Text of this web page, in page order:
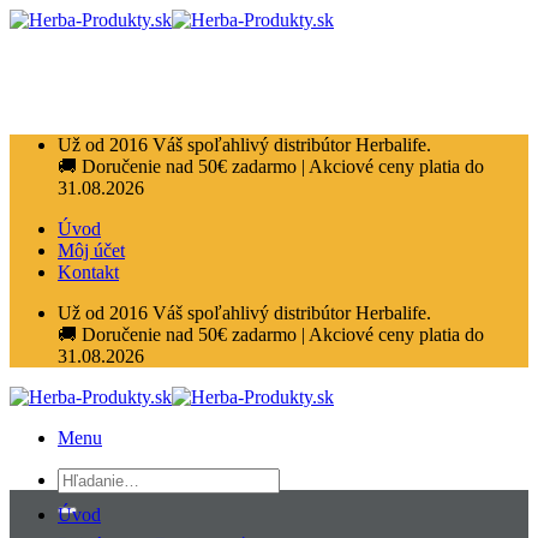
Přeskočit
Už od 2016 Váš spoľahlivý distribútor Herbalife.
🚚 Doručenie nad 50€ zadarmo | Akciové ceny platia do
31.08.2026
Úvod
Môj účet
Kontakt
Už od 2016 Váš spoľahlivý distribútor Herbalife.
🚚 Doručenie nad 50€ zadarmo | Akciové ceny platia do
31.08.2026
Menu
Hľadať:
Úvod